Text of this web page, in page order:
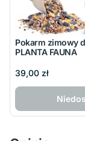
Pokarm zimowy
PLANTA FAUNA
39,00 zł